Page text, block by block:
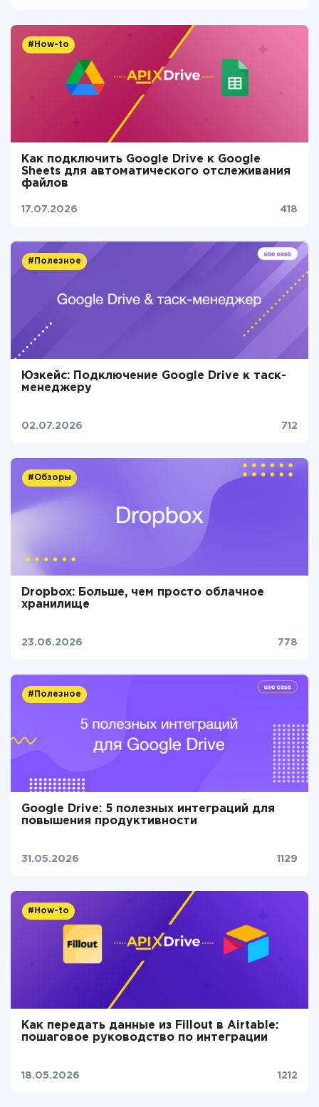
#How-to
Как подключить Google Drive к Google
Sheets для автоматического отслеживания
файлов
17.07.2026 418
#Полезное
Юзкейс: Подключение Google Drive к таск-
менеджеру
02.07.2026 712
#Обзоры
Dropbox: Больше, чем просто облачное
хранилище
23.06.2026 778
#Полезное
Google Drive: 5 полезных интеграций для
повышения продуктивности
31.05.2026 1129
#How-to
Как передать данные из Fillout в Airtable:
пошаговое руководство по интеграции
18.05.2026 1212